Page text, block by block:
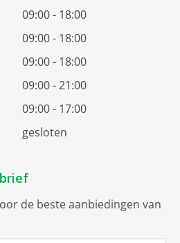
09:00 - 18:00
09:00 - 18:00
09:00 - 18:00
09:00 - 21:00
09:00 - 17:00
gesloten
de beste aanbiedingen van